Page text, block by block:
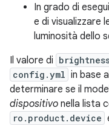
In grado di
e di visualizzare
luminosità dello
Il valore di
config.yml in base
determinare se il
dispositivo nella lista
ro.product.device